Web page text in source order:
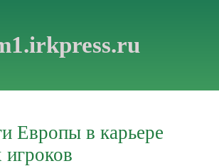
Европы в карьере